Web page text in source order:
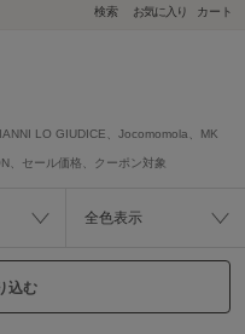
検索 お気に入り カート
LO GIUDICE、Jocomomola、MK
、セール価格、クーポン対象
全色表示
込む